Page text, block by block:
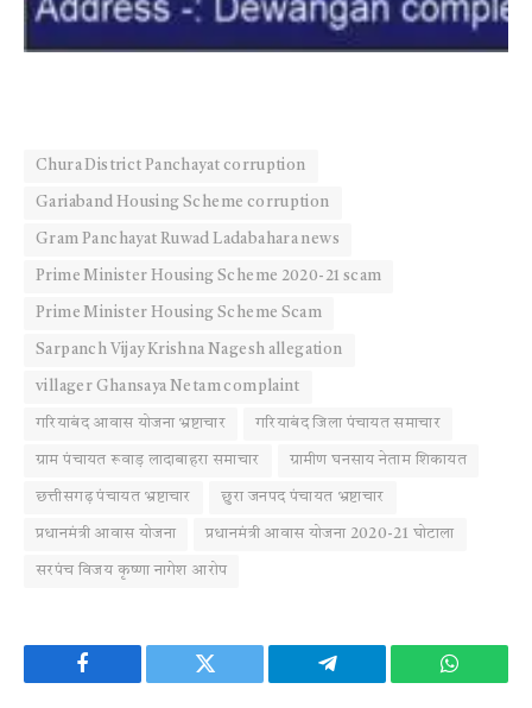
Chura District Panchayat corruption
Gariaband Housing Scheme corruption
Gram Panchayat Ruwad Ladabahara news
Prime Minister Housing Scheme 2020-21 scam
Prime Minister Housing Scheme Scam
Sarpanch Vijay Krishna Nagesh allegation
villager Ghansaya Netam complaint
गरियाबंद आवास योजना भ्रष्टाचार गरियाबंद जिला पंचायत समाचार
ग्राम पंचायत रूवाड़ लादाबाहरा समाचार ग्रामीण घनसाय नेताम शिकायत
छत्तीसगढ़ पंचायत भ्रष्टाचार छुरा जनपद पंचायत भ्रष्टाचार
प्रधानमंत्री आवास योजना प्रधानमंत्री आवास योजना 2020-21 घोटाला
सरपंच विजय कृष्णा नागेश आरोप
Facebook Twitter Telegram